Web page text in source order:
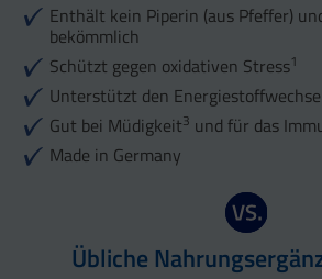
Enthält kein Piperin (aus Pfeffer)
bekömmlich
Schützt gegen oxidativen Stress1
Unterstützt den
Gut bei Müdigkeit3 und für das
Made in Germany
Übliche